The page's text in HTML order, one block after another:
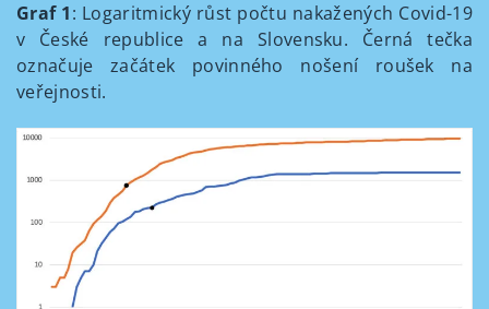
Graf 1: Logaritmický růst počtu nakažených Covid-19
v České republice a na Slovensku. Černá tečka
označuje začátek povinného nošení roušek na
veřejnosti.